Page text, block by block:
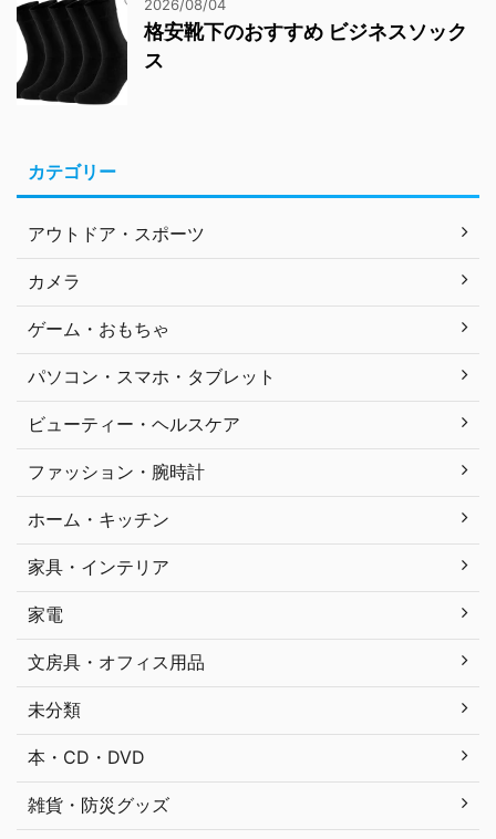
2026/08/04
格安靴下のおすすめ ビジネスソック
ス
カテゴリー
アウトドア・スポーツ
カメラ
ゲーム・おもちゃ
パソコン・スマホ・タブレット
ビューティー・ヘルスケア
ファッション・腕時計
ホーム・キッチン
家具・インテリア
家電
文房具・オフィス用品
未分類
本・CD・DVD
雑貨・防災グッズ